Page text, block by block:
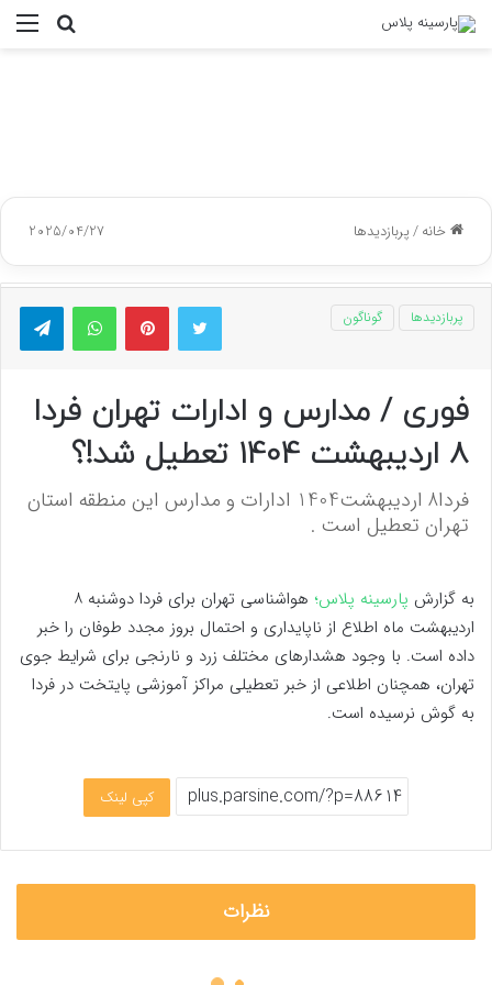
جستجو
خانه/پربازدیدها 2025/04/27
توییتر پینتریستواتس آپ
پربازدیدها گوناگون
فوری / مدارس و ادارات تهران فردا
8 اردیبهشت 1404 تعطیل شد!؟
فردا8 اردیبهشت1404 ادارات و مدارس این منطقه استان
تهران تعطیل است .
به گزارش پارسینه پلاس؛
هواشناسی تهران برای فردا دوشنبه ۸
اردیبهشت ماه اطلاع از ناپایداری و احتمال بروز مجدد طوفان را خبر
داده است. با وجود هشدارهای مختلف زرد و نارنجی برای شرایط جوی
تهران، همچنان اطلاعی از خبر تعطیلی مراکز آموزشی پایتخت در فردا
به گوش نرسیده است.
کپی لینک
نظرات